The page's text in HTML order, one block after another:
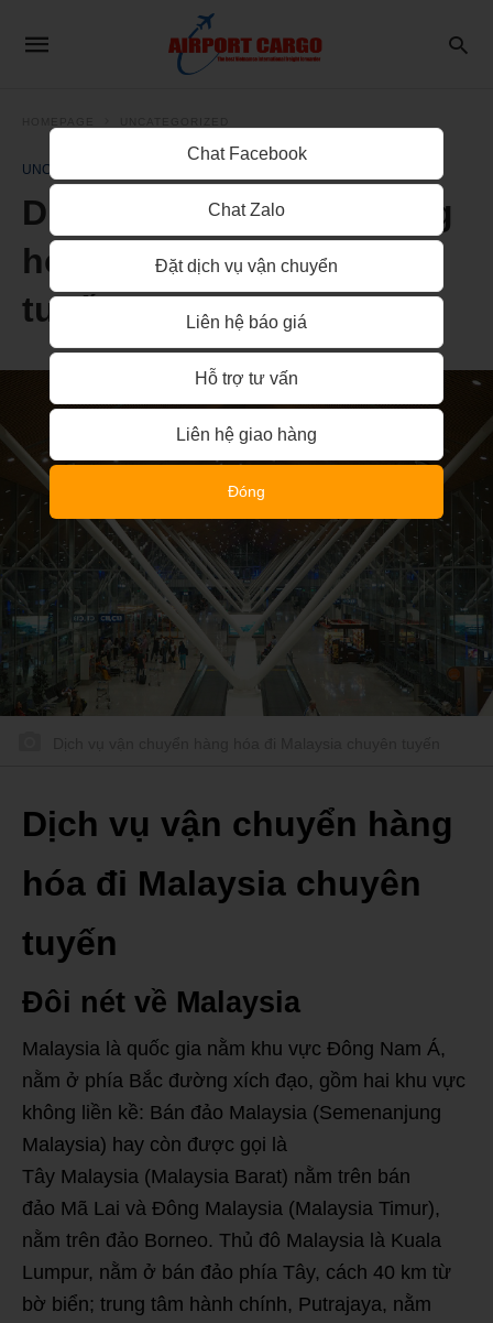
UNCATEGORIZED
Dịch vụ vận chuyển hàng
hóa đi Malaysia chuyên
tuyến
Dịch vụ vận chuyển hàng
hóa đi Malaysia chuyên
tuyến
Đôi nét về Malaysia
Malaysia là quốc gia nằm khu vực Đông Nam Á,
nằm ở phía Bắc đường xích đạo, gồm hai khu vực
không liền kề: Bán đảo Malaysia (Semenanjung
Malaysia) hay còn được gọi là
Tây Malaysia (Malaysia Barat) nằm trên bán
đảo Mã Lai và Đông Malaysia (Malaysia Timur),
nằm trên đảo Borneo. Thủ đô Malaysia là Kuala
Lumpur, nằm ở bán đảo phía Tây, cách 40 km từ
bờ biển; trung tâm hành chính, Putrajaya, nằm
Chat Facebook
Chat Zalo
Đặt dịch vụ vận chuyển
Liên hệ báo giá
Hỗ trợ tư vấn
Liên hệ giao hàng
Đóng